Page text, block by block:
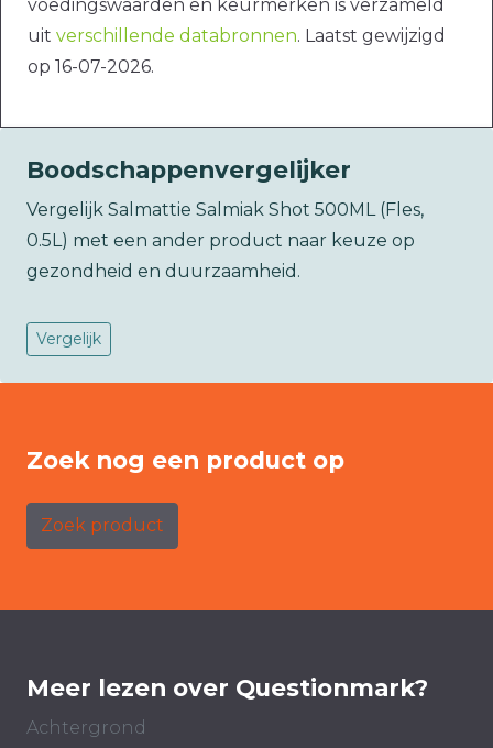
voedingswaarden en keurmerken is verzameld
uit verschillende databronnen. Laatst gewijzigd
op 16-07-2026.
Boodschappenvergelijker
Vergelijk Salmattie Salmiak Shot 500ML (Fles,
0.5L) met een ander product naar keuze op
gezondheid en duurzaamheid.
Vergelijk
Zoek nog een product op
Zoek product
Meer lezen over Questionmark?
Achtergrond